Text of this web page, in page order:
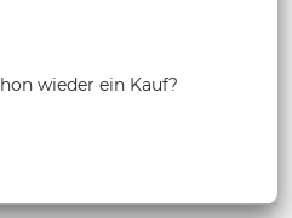
wieder ein Kauf?